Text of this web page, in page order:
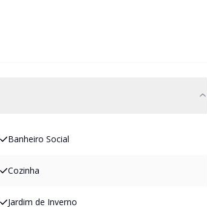
Banheiro Social
Cozinha
Jardim de Inverno